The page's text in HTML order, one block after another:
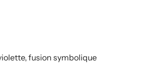
fusion symbolique